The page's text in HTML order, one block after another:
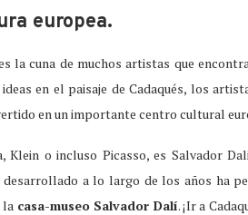
europea.
la cuna de muchos artistas que
en el paisaje de Cadaqués, los
en un importante centro cultural
Klein o incluso Picasso, es Salvador
a lo largo de los años ha
lacasa-museo Salvador Dalí. ¡Ir a